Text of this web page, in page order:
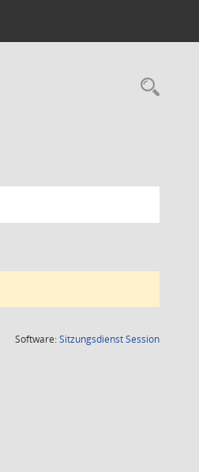
Software:SitzungsdienstSession(Wird in